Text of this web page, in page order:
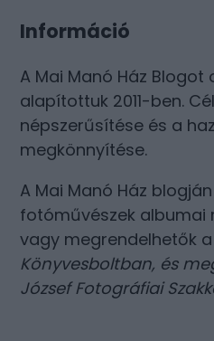
Információ
A Mai Manó Ház
alapítottuk 2011-ben.
népszerűsítése és a
megkönnyítése.
A Mai Manó Ház
fotóművészek albumai
vagy megrendelhetők a
Könyvesboltban, és
József Fotográfiai